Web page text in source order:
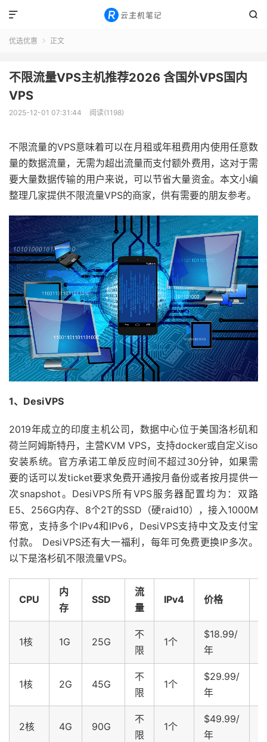


优选优惠  正文
不限流量VPS主机推荐2026 含国外VPS国内
VPS
2025-12-01 07:31:44 阅读(1198)
不限流量的VPS意味着可以在月租或年租费用内使用任意数
量的数据流量，无需为超出流量而支付额外费用，这对于需
要大量数据传输的用户来说，可以节省大量资金。本文小编
整理几家提供不限流量VPS的商家，供有需要的朋友参考。
1、DesiVPS
2019年成立的印度主机公司，数据中心位于美国洛杉矶和
荷兰阿姆斯特丹，主营KVM VPS，支持docker或自定义iso
安装系统。官方承诺工单反应时间不超过30分钟，如果需
要的话可以发ticket要求免费开通按月备份或者按月提供一
次snapshot。DesiVPS所有VPS服务器配置均为：双路
E5、256G内存、8个2T的SSD（硬raid10），接入1000M
带宽，支持多个IPv4和IPv6，DesiVPS支持中文及支付宝
付款。 DesiVPS还有大一福利，每年可免费更换IP多次。
以下是洛杉矶不限流量VPS。
CPU
内
存
SSD
流
量
IPv4 价格
1核 1G 25G
不
限
1个
$18.99/
年
1核 2G 45G
不
限
1个
$29.99/
年
2核 4G 90G
不
限
1个
$49.99/
年